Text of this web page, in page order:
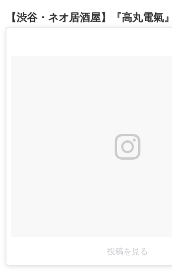
【渋谷・ネオ居酒屋】『高丸電氣』
投稿を見る